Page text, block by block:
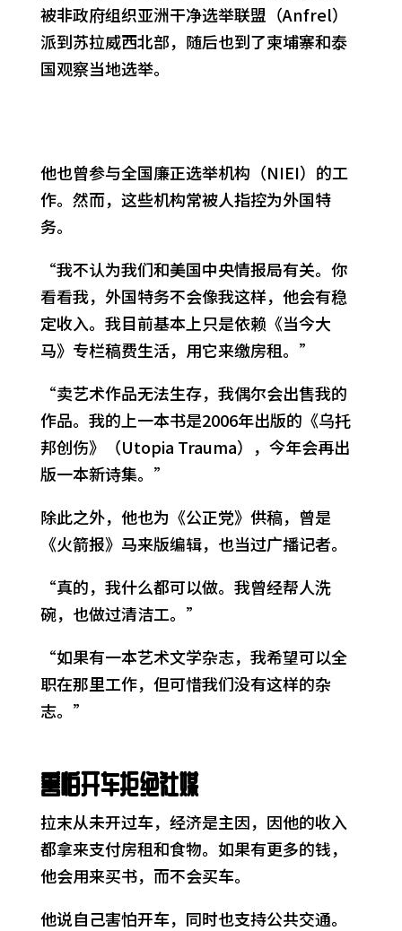
被非政府组织亚洲干净选举联盟（Anfrel）
派到苏拉威西北部，随后也到了柬埔寨和泰
国观察当地选举。
他也曾参与全国廉正选举机构（NIEI）的工
作。然而，这些机构常被人指控为外国特
务。
“我不认为我们和美国中央情报局有关。你
看看我，外国特务不会像我这样，他会有稳
定收入。我目前基本上只是依赖《当今大
马》专栏稿费生活，用它来缴房租。”
“卖艺术作品无法生存，我偶尔会出售我的
作品。我的上一本书是2006年出版的《乌托
邦创伤》（Utopia Trauma），今年会再出
版一本新诗集。”
除此之外，他也为《公正党》供稿，曾是
《火箭报》马来版编辑，也当过广播记者。
“真的，我什么都可以做。我曾经帮人洗
碗，也做过清洁工。”
“如果有一本艺术文学杂志，我希望可以全
职在那里工作，但可惜我们没有这样的杂
志。”
害怕开车拒绝社媒
拉末从未开过车，经济是主因，因他的收入
都拿来支付房租和食物。如果有更多的钱，
他会用来买书，而不会买车。
他说自己害怕开车，同时也支持公共交通。